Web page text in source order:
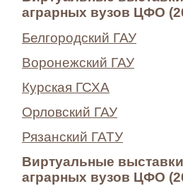
аграрных вузов ЦФО
Белгородский ГАУ
Воронежский ГАУ
Курская ГСХА
Орловский ГАУ
Рязанский ГАТУ
Виртуальные
аграрных вузов ЦФО